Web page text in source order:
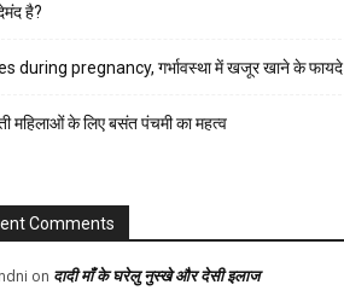
है?
during pregnancy, गर्भावस्था में खजूर खाने के फायदे
महिलाओं के लिए बसंत पंचमी का महत्व
Comments
on दादी माँ के घरेलु नुस्खे और देसी इलाज